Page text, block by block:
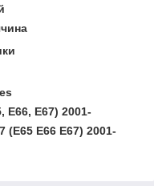
E66, E67) 2001-
(E65 E66 E67) 2001-